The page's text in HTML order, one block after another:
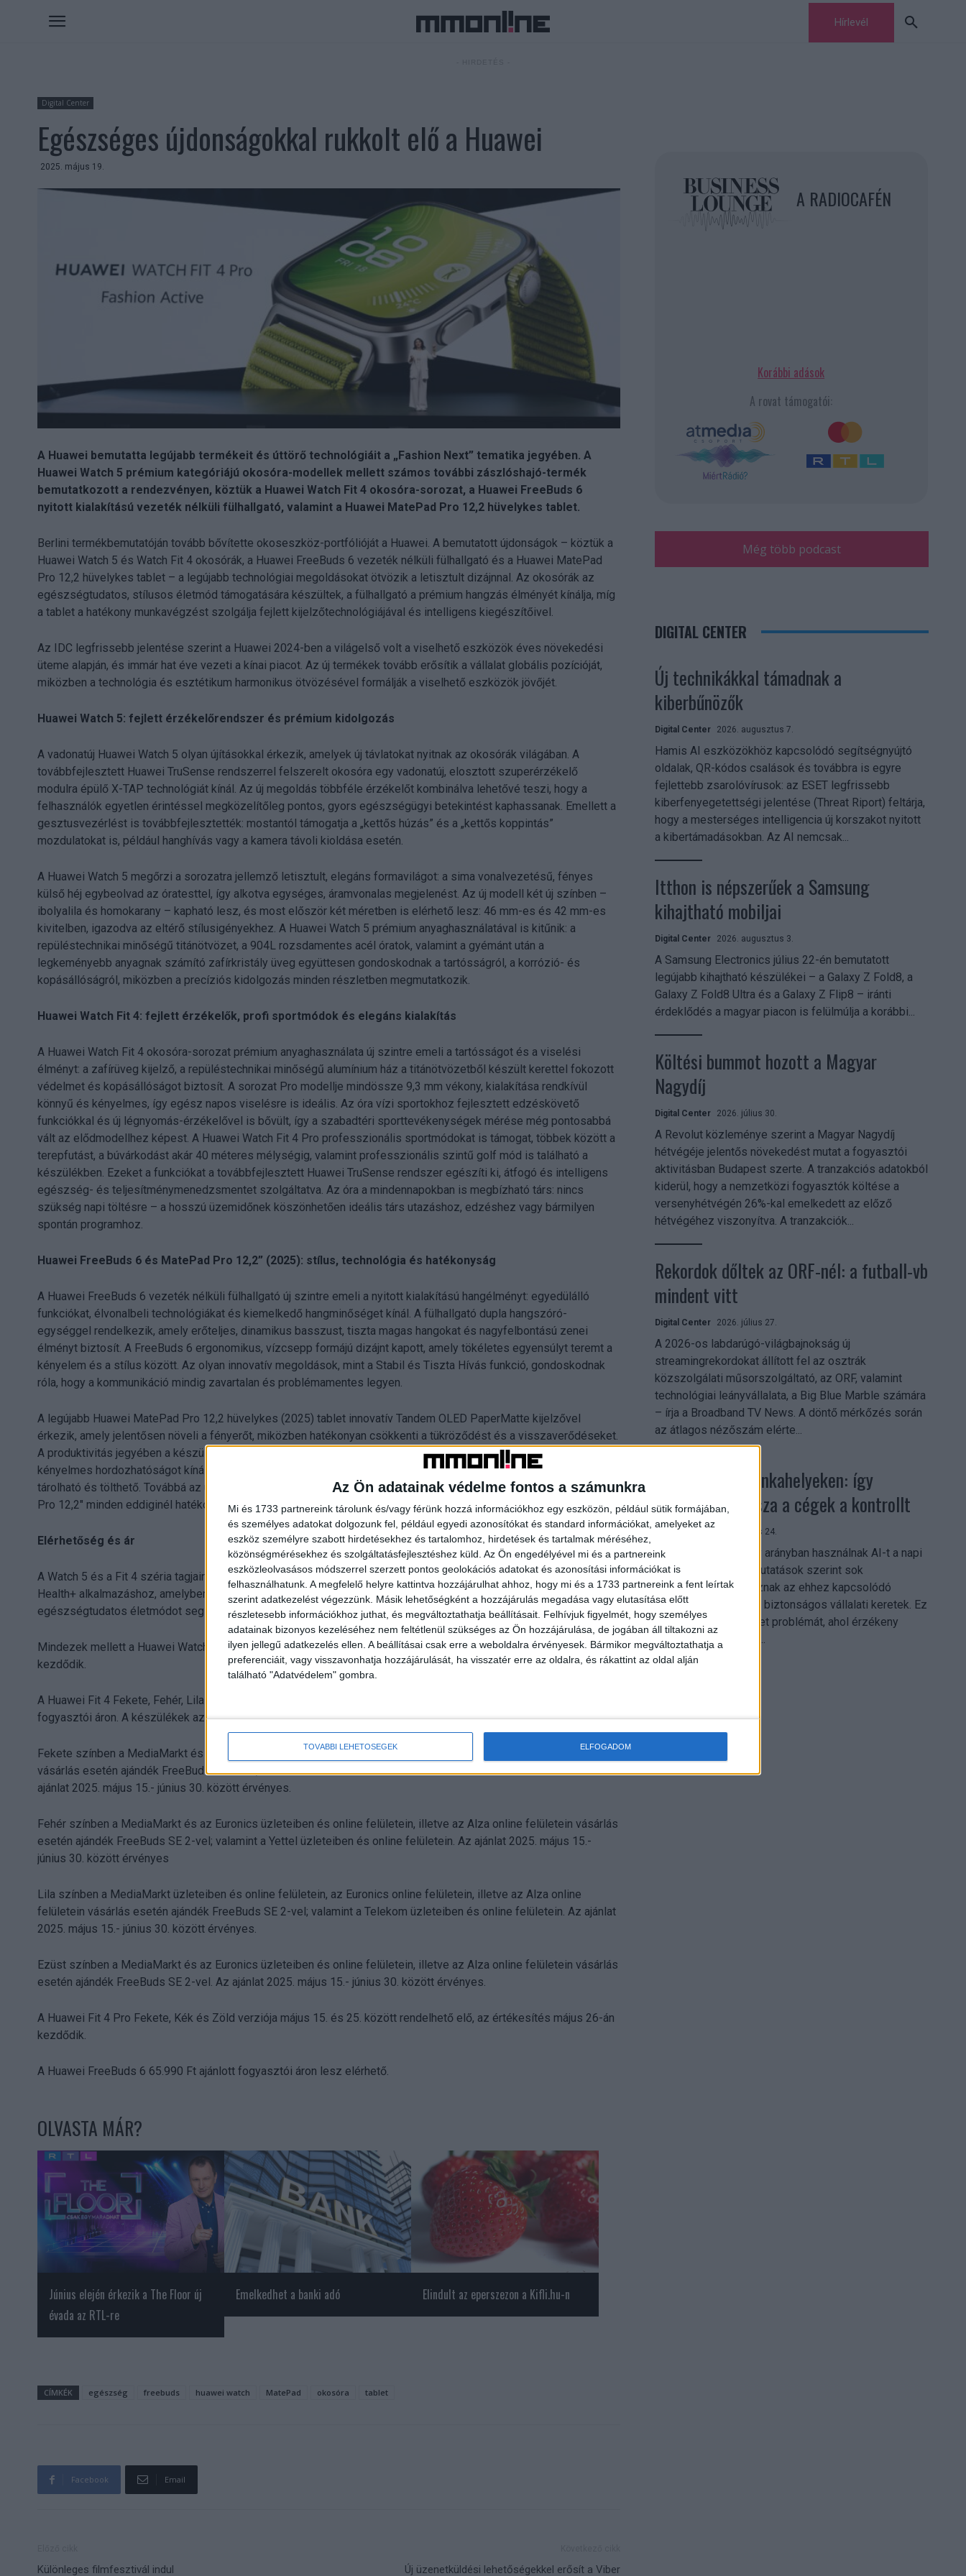
Az Ön adatainak védelme fontos a számunkra
Mi és 1733 partnereink tárolunk és/vagy férünk hozzá információkhoz egy eszközön, például sütik formájában,
és személyes adatokat dolgozunk fel, például egyedi azonosítókat és standard információkat, amelyeket az
eszköz személyre szabott hirdetésekhez és tartalomhoz, hirdetések és tartalmak méréséhez,
közönségmérésekhez és szolgáltatásfejlesztéshez küld. Az Ön engedélyével mi és a partnereink
eszközleolvasásos módszerrel szerzett pontos geolokációs adatokat és azonosítási információkat is
felhasználhatunk. A megfelelő helyre kattintva hozzájárulhat ahhoz, hogy mi és a 1733 partnereink a fent leírtak
szerint adatkezelést végezzünk. Másik lehetőségként a hozzájárulás megadása vagy elutasítása előtt
részletesebb információkhoz juthat, és megváltoztathatja beállításait. Felhívjuk figyelmét, hogy személyes
adatainak bizonyos kezeléséhez nem feltétlenül szükséges az Ön hozzájárulása, de jogában áll tiltakozni az
ilyen jellegű adatkezelés ellen. A beállításai csak erre a weboldalra érvényesek. Bármikor megváltoztathatja a
preferenciáit, vagy visszavonhatja hozzájárulását, ha visszatér erre az oldalra, és rákattint az oldal alján
található "Adatvédelem" gombra.
TOVÁBBI LEHETŐSÉGEK ELFOGADOM
Hírlevél
Digital Center
Egészséges újdonságokkal rukkolt elő a Huawei
2025. május 19.
A Huawei bemutatta legújabb termékeit és úttörő technológiáit a „Fashion Next” tematika jegyében. A
Huawei Watch 5 prémium kategóriájú okosóra-modellek mellett számos további zászlóshajó-termék
bemutatkozott a rendezvényen, köztük a Huawei Watch Fit 4 okosóra-sorozat, a Huawei FreeBuds 6
nyitott kialakítású vezeték nélküli fülhallgató, valamint a Huawei MatePad Pro 12,2 hüvelykes tablet.
Berlini termékbemutatóján tovább bővítette okoseszköz-portfólióját a Huawei. A bemutatott újdonságok – köztük a
Huawei Watch 5 és Watch Fit 4 okosórák, a Huawei FreeBuds 6 vezeték nélküli fülhallgató és a Huawei MatePad
Pro 12,2 hüvelykes tablet – a legújabb technológiai megoldásokat ötvözik a letisztult dizájnnal. Az okosórák az
egészségtudatos, stílusos életmód támogatására készültek, a fülhallgató a prémium hangzás élményét kínálja, míg
a tablet a hatékony munkavégzést szolgálja fejlett kijelzőtechnológiájával és intelligens kiegészítőivel.
Az IDC legfrissebb jelentése szerint a Huawei 2024-ben a világelső volt a viselhető eszközök éves növekedési
üteme alapján, és immár hat éve vezeti a kínai piacot. Az új termékek tovább erősítik a vállalat globális pozícióját,
miközben a technológia és esztétikum harmonikus ötvözésével formálják a viselhető eszközök jövőjét.
Huawei Watch 5: fejlett érzékelőrendszer és prémium kidolgozás
A vadonatúj Huawei Watch 5 olyan újításokkal érkezik, amelyek új távlatokat nyitnak az okosórák világában. A
továbbfejlesztett Huawei TruSense rendszerrel felszerelt okosóra egy vadonatúj, elosztott szuperérzékelő
modulra épülő X-TAP technológiát kínál. Az új megoldás többféle érzékelőt kombinálva lehetővé teszi, hogy a
felhasználók egyetlen érintéssel megközelítőleg pontos, gyors egészségügyi betekintést kaphassanak. Emellett a
gesztusvezérlést is továbbfejlesztették: mostantól támogatja a „kettős húzás” és a „kettős koppintás”
mozdulatokat is, például hanghívás vagy a kamera távoli kioldása esetén.
A Huawei Watch 5 megőrzi a sorozatra jellemző letisztult, elegáns formavilágot: a sima vonalvezetésű, fényes
külső héj egybeolvad az óratesttel, így alkotva egységes, áramvonalas megjelenést. Az új modell két új színben –
ibolyalila és homokarany – kapható lesz, és most először két méretben is elérhető lesz: 46 mm-es és 42 mm-es
kivitelben, igazodva az eltérő stílusigényekhez. A Huawei Watch 5 prémium anyaghasználatával is kitűnik: a
repüléstechnikai minőségű titánötvözet, a 904L rozsdamentes acél óratok, valamint a gyémánt után a
legkeményebb anyagnak számító zafírkristály üveg együttesen gondoskodnak a tartósságról, a korrózió- és
kopásállóságról, miközben a precíziós kidolgozás minden részletben megmutatkozik.
Huawei Watch Fit 4: fejlett érzékelők, profi sportmódok és elegáns kialakítás
A Huawei Watch Fit 4 okosóra-sorozat prémium anyaghasználata új szintre emeli a tartósságot és a viselési
élményt: a zafírüveg kijelző, a repüléstechnikai minőségű alumínium ház a titánötvözetből készült kerettel fokozott
védelmet és kopásállóságot biztosít. A sorozat Pro modellje mindössze 9,3 mm vékony, kialakítása rendkívül
könnyű és kényelmes, így egész napos viselésre is ideális. Az óra vízi sportokhoz fejlesztett edzéskövető
funkciókkal és új légnyomás-érzékelővel is bővült, így a szabadtéri sporttevékenységek mérése még pontosabbá
vált az elődmodellhez képest. A Huawei Watch Fit 4 Pro professzionális sportmódokat is támogat, többek között a
terepfutást, a búvárkodást akár 40 méteres mélységig, valamint professzionális szintű golf mód is található a
készülékben. Ezeket a funkciókat a továbbfejlesztett Huawei TruSense rendszer egészíti ki, átfogó és intelligens
egészség- és teljesítménymenedzsmentet szolgáltatva. Az óra a mindennapokban is megbízható társ: nincs
szükség napi töltésre – a hosszú üzemidőnek köszönhetően ideális társ utazáshoz, edzéshez vagy bármilyen
spontán programhoz.
Huawei FreeBuds 6 és MatePad Pro 12,2” (2025): stílus, technológia és hatékonyság
A Huawei FreeBuds 6 vezeték nélküli fülhallgató új szintre emeli a nyitott kialakítású hangélményt: egyedülálló
funkciókat, élvonalbeli technológiákat és kiemelkedő hangminőséget kínál. A fülhallgató dupla hangszóró-
egységgel rendelkezik, amely erőteljes, dinamikus basszust, tiszta magas hangokat és nagyfelbontású zenei
élményt biztosít. A FreeBuds 6 ergonomikus, vízcsepp formájú dizájnt kapott, amely tökéletes egyensúlyt teremt a
kényelem és a stílus között. Az olyan innovatív megoldások, mint a Stabil és Tiszta Hívás funkció, gondoskodnak
róla, hogy a kommunikáció mindig zavartalan és problémamentes legyen.
A legújabb Huawei MatePad Pro 12,2 hüvelykes (2025) tablet innovatív Tandem OLED PaperMatte kijelzővel
érkezik, amely jelentősen növeli a fényerőt, miközben hatékonyan csökkenti a tükröződést és a visszaverődéseket.
A produktivitás jegyében a készülék Huawei Glide billentyűzettel érkezik, amely PC-szintű gépelési élményt és
kényelmes hordozhatóságot kínál. A billentyűzetben helyet kapott egy töltőrekesz, ahol a stylus kényelmesen
tárolható és tölthető. Továbbá az új generációs Huawei Notes alkalmazás továbbfejlesztett funkcióival a MatePad
Pro 12,2" minden eddiginél hatékonyabb munkavégzést tesz lehetővé.
Elérhetőség és ár
A Watch 5 és a Fit 4 széria tagjaira egyaránt 1 év extra gyártói garancia jár, valamint 3 hónap ingyenes hozzáférés a
Health+ alkalmazáshoz, amelyben számos edzésprogram, meditációs zene, gyakorlat és egyéb hasznos, az
egészségtudatos életmódot segítő program található.
Mindezek mellett a Huawei Watch 5 2025. május 15. és 25. között rendelhető elő, az értékesítés május 26-án
kezdődik.
A Huawei Fit 4 Fekete, Fehér, Lila és Ezüst verziójának értékesítése május 15-én kezdődik, 64.990 Ft ajánlott
fogyasztói áron. A készülékek az alábbiak szerint érhetők el:
Fekete színben a MediaMarkt és az Euronics üzleteiben és online felületein, illetve az Alza online felületein
vásárlás esetén ajándék FreeBuds SE 2-vel; valamint a Yettel és a Telekom üzleteiben és online felületein. Az
ajánlat 2025. május 15.- június 30. között érvényes.
Fehér színben a MediaMarkt és az Euronics üzleteiben és online felületein, illetve az Alza online felületein vásárlás
esetén ajándék FreeBuds SE 2-vel; valamint a Yettel üzleteiben és online felületein. Az ajánlat 2025. május 15.-
június 30. között érvényes
Lila színben a MediaMarkt üzleteiben és online felületein, az Euronics online felületein, illetve az Alza online
felületein vásárlás esetén ajándék FreeBuds SE 2-vel; valamint a Telekom üzleteiben és online felületein. Az ajánlat
2025. május 15.- június 30. között érvényes.
Ezüst színben a MediaMarkt és az Euronics üzleteiben és online felületein, illetve az Alza online felületein vásárlás
esetén ajándék FreeBuds SE 2-vel. Az ajánlat 2025. május 15.- június 30. között érvényes.
A Huawei Fit 4 Pro Fekete, Kék és Zöld verziója május 15. és 25. között rendelhető elő, az értékesítés május 26-án
kezdődik.
A Huawei FreeBuds 6 65.990 Ft ajánlott fogyasztói áron lesz elérhető.
OLVASTA MÁR?
Június elején érkezik a The Floor új
évada az RTL-re
Emelkedhet a banki adó Elindult az eperszezon a Kifli.hu-n
CÍMKÉK egészség freebuds huawei watch MatePad okosóra tablet
Facebook Email
Különleges filmfesztivál indul Új üzenetküldési lehetőségekkel erősít a Viber
A RADIOCAFÉN
Korábbi adások
A rovat támogatói:
Még több podcast
DIGITAL CENTER
Új technikákkal támadnak a
kiberbűnözők
Digital Center 2026. augusztus 7.
Hamis AI eszközökhöz kapcsolódó segítségnyújtó
oldalak, QR-kódos csalások és továbbra is egyre
fejlettebb zsarolóvírusok: az ESET legfrissebb
kiberfenyegetettségi jelentése (Threat Riport) feltárja,
hogy a mesterséges intelligencia új korszakot nyitott
a kibertámadásokban. Az AI nemcsak...
Itthon is népszerűek a Samsung
kihajtható mobiljai
Digital Center 2026. augusztus 3.
A Samsung Electronics július 22-én bemutatott
legújabb kihajtható készülékei – a Galaxy Z Fold8, a
Galaxy Z Fold8 Ultra és a Galaxy Z Flip8 – iránti
érdeklődés a magyar piacon is felülmúlja a korábbi...
Költési bummot hozott a Magyar
Nagydíj
Digital Center 2026. július 30.
A Revolut közleménye szerint a Magyar Nagydíj
hétvégéje jelentős növekedést mutat a fogyasztói
aktivitásban Budapest szerte. A tranzakciós adatokból
kiderül, hogy a nemzetközi fogyasztók költése a
versenyhétvégén 26%-kal emelkedett az előző
hétvégéhez viszonyítva. A tranzakciók...
Rekordok dőltek az ORF-nél: a futball-vb
mindent vitt
Digital Center 2026. július 27.
A 2026-os labdarúgó-világbajnokság új
streamingrekordokat állított fel az osztrák
közszolgálati műsorszolgáltató, az ORF, valamint
technológiai leányvállalata, a Big Blue Marble számára
– írja a Broadband TV News. A döntő mérkőzés során
az átlagos nézőszám elérte...
Shadow AI a munkahelyeken: így
szerezhetik vissza a cégek a kontrollt
Digital Center 2026. július 24.
A munkavállalók nagy arányban használnak AI-t a napi
munkában, ám friss kutatások szerint sok
szervezetnél hiányoznak az ehhez kapcsolódó
világos irányelvek és biztonságos vállalati keretek. Ez
különösen ott jelenthet problémát, ahol érzékeny
üzleti információkkal...